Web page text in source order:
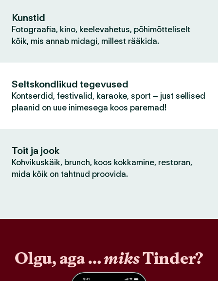
Kunstid
Fotograafia, kino, keelevahetus, põhimõtteliselt
kõik, mis annab midagi, millest rääkida.
Seltskondlikud tegevused
Kontserdid, festivalid, karaoke, sport – just sellised
plaanid on uue inimesega koos paremad!
Toit ja jook
Kohvikuskäik, brunch, koos kokkamine, restoran,
mida kõik on tahtnud proovida.
Olgu, aga …miksTinder?